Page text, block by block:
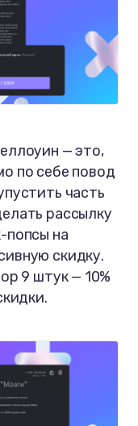
— это,
по себе повод
часть
рассылку
попсы на
скидку.
9 штук — 10%